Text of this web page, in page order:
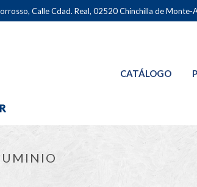
Calle Cdad. Real, 02520 Chinchilla de Monte-
CATÁLOGO